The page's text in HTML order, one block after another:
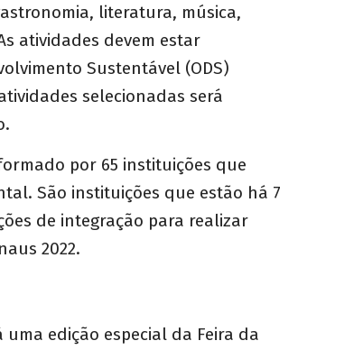
literatura, música,
atividades devem estar
Sustentável (ODS)
selecionadas será
por 65 instituições que
São instituições que estão há 7
de integração para realizar
2022.
edição especial da Feira da